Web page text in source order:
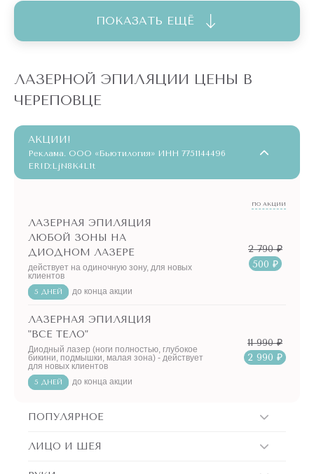
ПОКАЗАТЬ ЕЩЁ
ЛАЗЕРНОЙ ЭПИЛЯЦИИ ЦЕНЫ В
ЧЕРЕПОВЦЕ
АКЦИИ!
Реклама. ООО «Бьютилогия» ИНН 7751144496
ERID:LjN8K4L1t
ПО АКЦИИ
ЛАЗЕРНАЯ ЭПИЛЯЦИЯ
ЛЮБОЙ ЗОНЫ НА
ДИОДНОМ ЛАЗЕРЕ
действует на одиночную зону, для новых
клиентов
5 ДНЕЙ до конца акции
2 790 ₽
500 ₽
ЛАЗЕРНАЯ ЭПИЛЯЦИЯ
"ВСЕ ТЕЛО"
Диодный лазер (ноги полностью, глубокое
бикини, подмышки, малая зона) - действует
для новых клиентов
5 ДНЕЙ до конца акции
11 990 ₽
2 990 ₽
ПОПУЛЯРНОЕ
ЛИЦО И ШЕЯ